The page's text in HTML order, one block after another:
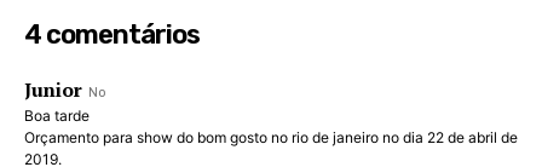
4 comentários
Junior No
Boa tarde
Orçamento para show do bom gosto no rio de janeiro no dia 22 de abril de
2019.